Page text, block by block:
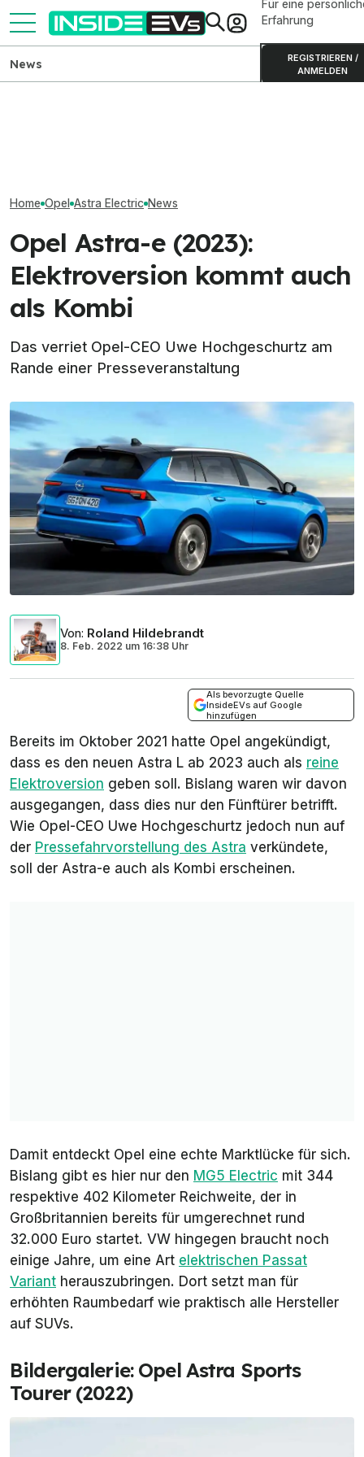
Für eine
Erfahrung
REGISTRIEREN /
ANMELDEN
News
Home Opel Astra Electric News
Opel Astra-e (2023):
Elektroversion kommt auch
als Kombi
Das verriet Opel-CEO Uwe Hochgeschurtz am
Rande einer Presseveranstaltung
Von: Roland Hildebrandt
8. Feb. 2022 um 16:38 Uhr
Als bevorzugte Quelle
InsideEVs auf Google
hinzufügen
Bereits im Oktober 2021 hatte Opel angekündigt,
dass es den neuen Astra L ab 2023 auch als reine
Elektroversion geben soll. Bislang waren wir davon
ausgegangen, dass dies nur den Fünftürer betrifft.
Wie Opel-CEO Uwe Hochgeschurtz jedoch nun auf
der Pressefahrvorstellung des Astra verkündete,
soll der Astra-e auch als Kombi erscheinen.
Damit entdeckt Opel eine echte Marktlücke für sich.
Bislang gibt es hier nur den MG5 Electric mit 344
respektive 402 Kilometer Reichweite, der in
Großbritannien bereits für umgerechnet rund
32.000 Euro startet. VW hingegen braucht noch
einige Jahre, um eine Art elektrischen Passat
Variant herauszubringen. Dort setzt man für
erhöhten Raumbedarf wie praktisch alle Hersteller
auf SUVs.
Bildergalerie: Opel Astra Sports
Tourer (2022)